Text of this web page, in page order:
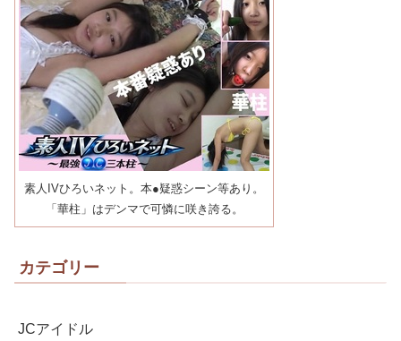
素人IVひろいネット。本●疑惑シーン等あり。
「華柱」はデンマで可憐に咲き誇る。
カテゴリー
JCアイドル